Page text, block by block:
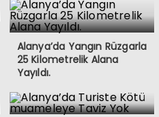
Alanya’da Yangın Rüzgarla
25 Kilometrelik Alana
Yayıldı.